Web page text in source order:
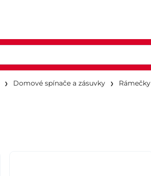
Domové spínače a zásuvky Rámečky